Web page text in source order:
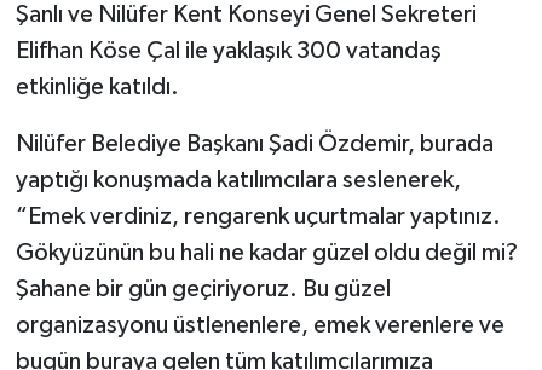
Şanlı ve Nilüfer Kent Konseyi Genel Sekreteri
Elifhan Köse Çal ile yaklaşık 300 vatandaş
etkinliğe katıldı.
Nilüfer Belediye Başkanı Şadi Özdemir, burada
yaptığı konuşmada katılımcılara seslenerek,
“Emek verdiniz, rengarenk uçurtmalar yaptınız.
Gökyüzünün bu hali ne kadar güzel oldu değil mi?
Şahane bir gün geçiriyoruz. Bu güzel
organizasyonu üstlenenlere, emek verenlere ve
bugün buraya gelen tüm katılımcılarımıza